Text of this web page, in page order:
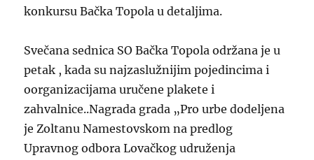
konkursu Bačka Topola u detaljima.
Svečana sednica SO Bačka Topola održana je u
petak , kada su najzaslužnijim pojedincima i
oorganizacijama uručene plakete i
zahvalnice..Nagrada grada „Pro urbe dodeljena
je Zoltanu Namestovskom na predlog
Upravnog odbora Lovačkog udruženja